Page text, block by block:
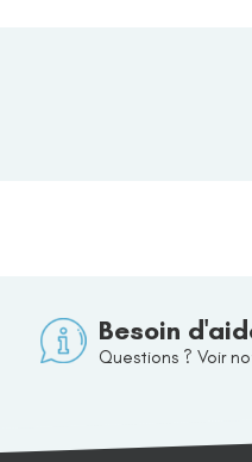
Besoin
Questions ? Voir